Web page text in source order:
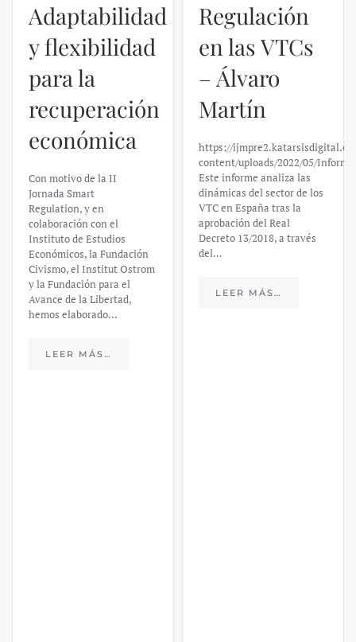
Adaptabilidad
y flexibilidad
para la
recuperación
económica
Con motivo de la II
Jornada Smart
Regulation, y en
colaboración con el
Instituto de Estudios
Económicos, la Fundación
Civismo, el Institut Ostrom
y la Fundación para el
Avance de la Libertad,
hemos elaborado…
LEER MÁS…
Regulación
en las VTCs
– Álvaro
Martín
https://
content/uploads/2022/05/
Este informe analiza las
dinámicas del sector de los
VTC en España tras la
aprobación del Real
Decreto 13/2018, a través
del…
LEER MÁS…